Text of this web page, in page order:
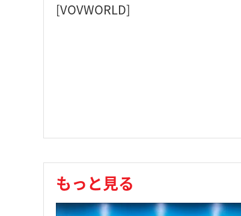
[VOVWORLD]
もっと見る